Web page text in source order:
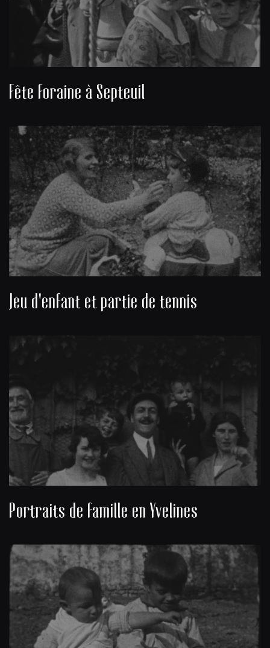
Fête foraine à Septeuil
Jeu d'enfant et partie de tennis
Portraits de famille en Yvelines